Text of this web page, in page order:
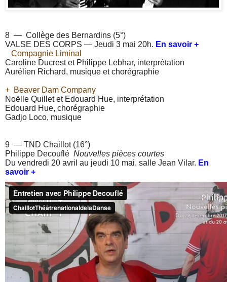
8 — Collège des Bernardins (5°)
VALSE DES CORPS — Jeudi 3 mai 20h. En savoir +
Compagnie Liminal
Caroline Ducrest et Philippe Lebhar, interprétation
Aurélien Richard, musique et chorégraphie
+ Beaver Dam Company
Noëlle Quillet et Edouard Hue, interprétation
Edouard Hue, chorégraphie
Gadjo Loco, musique
9 — TND Chaillot (16°)
Philippe Decouflé Nouvelles pièces courtes
Du vendredi 20 avril au jeudi 10 mai, salle Jean Vilar. En
savoir +